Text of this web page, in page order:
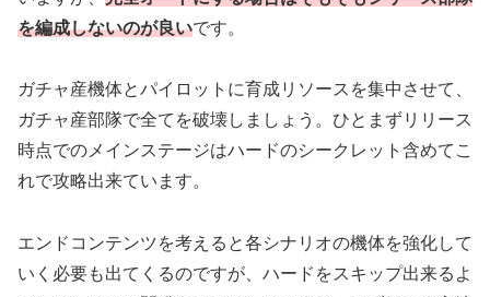
を編成しないのが良いです。
ガチャ産機体とパイロットに育成リソースを集中させて、
ガチャ産部隊で全てを破壊しましょう。ひとまずリリース
時点でのメインステージはハードのシークレット含めてこ
れで攻略出来ています。
エンドコンテンツを考えると各シナリオの機体を強化して
いく必要も出てくるのですが、ハードをスキップ出来るよ